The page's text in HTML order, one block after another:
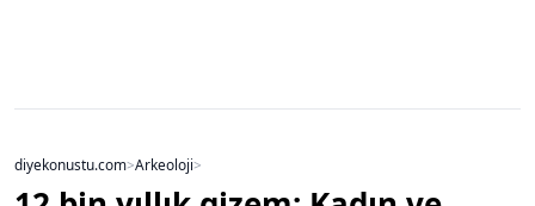
diyekonustu.com>Arkeoloji>